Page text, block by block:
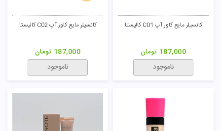
کانسیلر مایع کاور آپ C01 کالیستا
187,000 تومان
ناموجود
کانسیلر مایع کاور آپ C02 کالیستا
187,000 تومان
ناموجود